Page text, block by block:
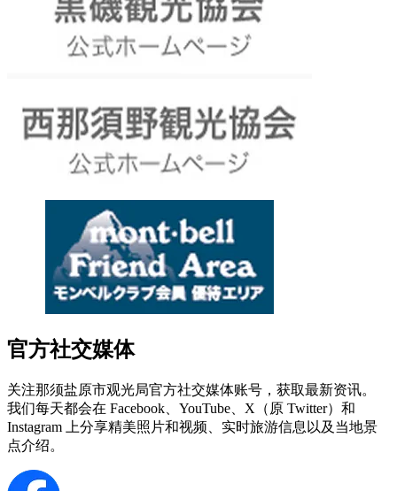
官方社交媒体
关注那须盐原市观光局官方社交媒体账号，获取最新资讯。
我们每天都会在 Facebook、YouTube、X（原 Twitter）和
Instagram 上分享精美照片和视频、实时旅游信息以及当地景
点介绍。